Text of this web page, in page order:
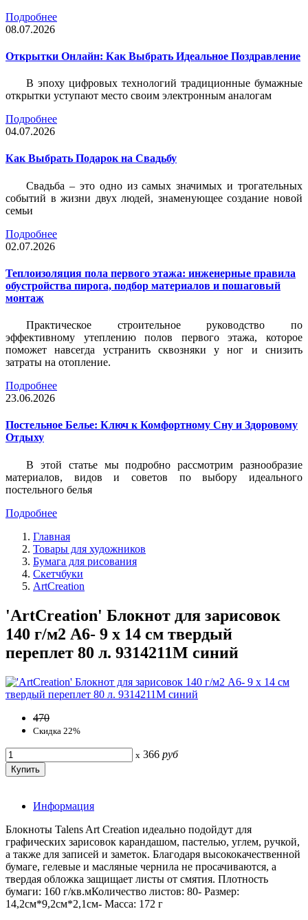
Подробнее
08.07.2026
Открытки Онлайн: Как Выбрать Идеальное Поздравление
В эпоху цифровых технологий традиционные бумажные
открытки уступают место своим электронным аналогам
Подробнее
04.07.2026
Как Выбрать Подарок на Свадьбу
Свадьба – это одно из самых значимых и трогательных
событий в жизни двух людей, знаменующее создание новой
семьи
Подробнее
02.07.2026
Теплоизоляция пола первого этажа: инженерные правила
обустройства пирога, подбор материалов и пошаговый
монтаж
Практическое строительное руководство по
эффективному утеплению полов первого этажа, которое
поможет навсегда устранить сквозняки у ног и снизить
затраты на отопление.
Подробнее
23.06.2026
Постельное Белье: Ключ к Комфортному Сну и Здоровому
Отдыху
В этой статье мы подробно рассмотрим разнообразие
материалов, видов и советов по выбору идеального
постельного белья
Подробнее
Главная
Товары для художников
Бумага для рисования
Скетчбуки
ArtCreation
'ArtCreation' Блокнот для зарисовок
140 г/м2 A6- 9 х 14 см твердый
переплет 80 л. 9314211M синий
470
Скидка 22%
x 366 руб
Информация
Блокноты Talens Art Creation идеально подойдут для
графических зарисовок карандашом, пастелью, углем, ручкой,
а также для записей и заметок. Благодаря высококачественной
бумаге, гелевые и масляные чернила не просачиваются, а
твердая обложка защищает листы от смятия. Плотность
бумаги: 160 г/кв.мКоличество листов: 80- Размер:
14,2см*9,2см*2,1см- Масса: 172 г